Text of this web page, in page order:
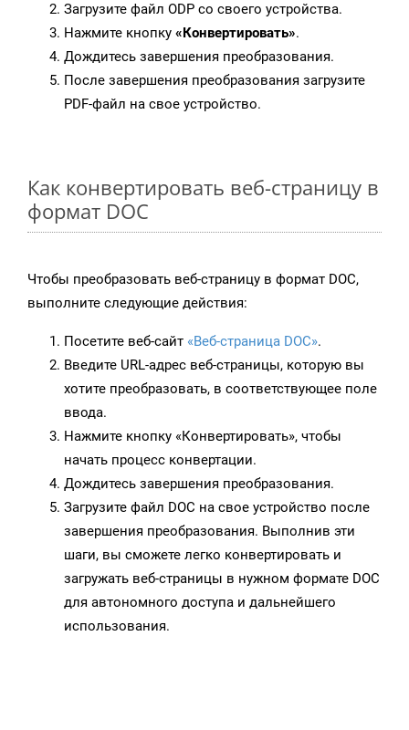
Загрузите файл ODP со своего устройства.
Нажмите кнопку «Конвертировать».
Дождитесь завершения преобразования.
После завершения преобразования загрузите
PDF-файл на свое устройство.
Как конвертировать веб-страницу в
формат DOC
Чтобы преобразовать веб-страницу в формат DOC,
выполните следующие действия:
Посетите веб-сайт «Веб-страница DOC».
Введите URL-адрес веб-страницы, которую вы
хотите преобразовать, в соответствующее поле
ввода.
Нажмите кнопку «Конвертировать», чтобы
начать процесс конвертации.
Дождитесь завершения преобразования.
Загрузите файл DOC на свое устройство после
завершения преобразования. Выполнив эти
шаги, вы сможете легко конвертировать и
загружать веб-страницы в нужном формате DOC
для автономного доступа и дальнейшего
использования.